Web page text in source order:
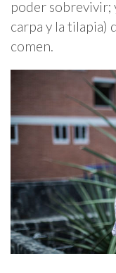
poder sobrevivir;
carpa y la tilapia)
comen.